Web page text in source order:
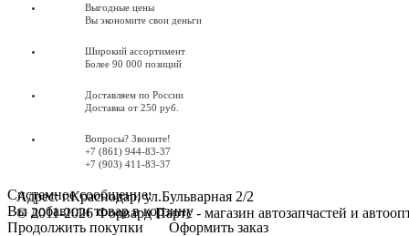
Выгодные цены
Вы экономите свои деньги
Широкий ассортимент
Более 90 000 позиций
Доставляем по России
Доставка от 250 руб.
Вопросы? Звоните!
+7 (861) 944-83-37
+7 (903) 411-83-37
Адрес: г.Краснодар, ул.Бульварная 2/2
© 2011-2026 Форвард Партс - магазин автозапчастей и
Системное сообщение:
Вы добавили товар в корзину
Продолжить покупки
Оформить заказ